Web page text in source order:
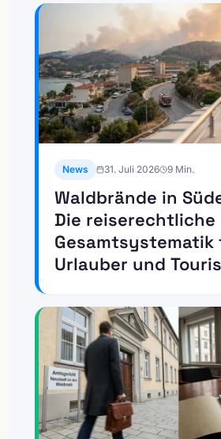
News 31. Juli 2026 9 Min.
Waldbrände in
Die reiserechtliche
Gesamtsystematik
Urlauber und